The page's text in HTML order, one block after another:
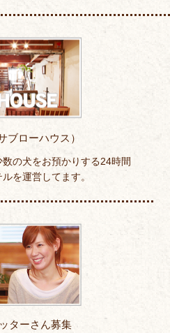
ブローハウス）
の犬をお預かりする24時間
を運営してます。
ターさん募集